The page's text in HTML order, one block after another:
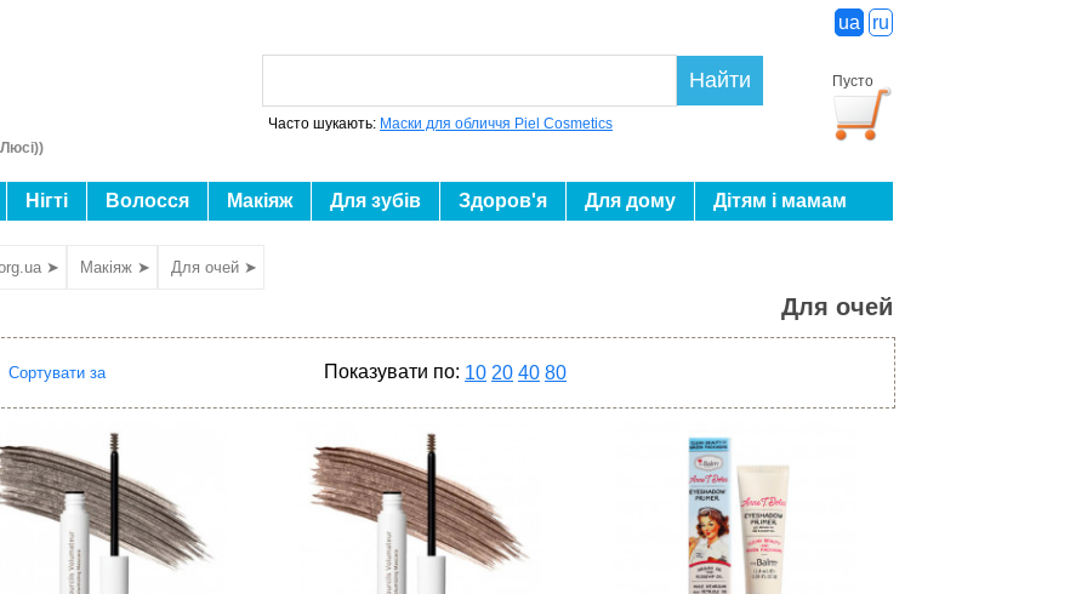
ua ru
Пусто
Найти
Часто шукають: Маски для обличчя Piel Cosmetics
Нігті Волосся Макіяж Для зубів Здоров'я Для дому Дітям і мамам
➤ Макіяж ➤ Для очей ➤
Для очей
Сортувати за Показувати по: 10 20 40 80